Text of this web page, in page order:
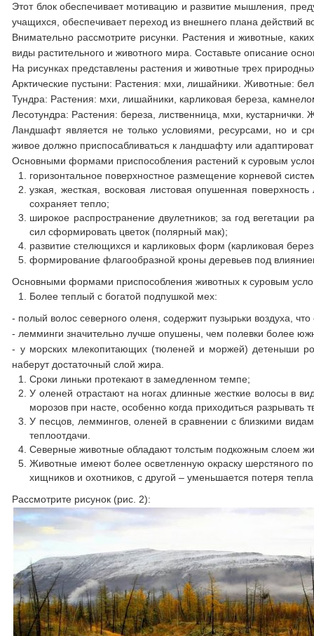
Этот блок обеспечивает мотивацию и развитие мышления,
учащихся, обеспечивает переход из внешнего плана действий
Внимательно рассмотрите рисунки. Растения и животные,
виды растительного и животного мира. Составьте описание
На рисунках представлены растения и животные трех
Арктические пустыни: Растения: мхи, лишайники. Животные:
Тундра: Растения: мхи, лишайники, карликовая береза,
Лесотундра: Растения: береза, лиственница, мхи,
Ландшафт является не только условиями, ресурсами, но и
живое должно приспосабливаться к ландшафту или
Основными формами приспособления растений к суровым
горизонтальное поверхностное размещение корневой
узкая, жесткая, восковая листовая опушенная
сохраняет тепло;
широкое распространение двулетников; за год вегетации
сил сформировать цветок (полярный мак);
развитие стелющихся и карликовых форм (карликовая
формирование флагообразной кроны деревьев под
Основными формами приспособления животных к суровым
Более теплый с богатой подпушкой мех:
- полый волос северного оленя, содержит пузырьки воздуха,
- лемминги значительно лучше опушены, чем полевки более
- у морских млекопитающих (тюленей и моржей) детеныши
наберут достаточный слой жира.
Сроки линьки протекают в замедленном темпе;
У оленей отрастают на ногах длинные жесткие волосы в
морозов при насте, особенно когда приходиться разрывать
У песцов, леммингов, оленей в сравнении с близкими
теплоотдачи.
Северные животные обладают толстым подкожным слоем
Животные имеют более осветленную окраску шерстяного
хищников и охотников, с другой – уменьшается потеря
Рассмотрите рисунок (рис. 2):